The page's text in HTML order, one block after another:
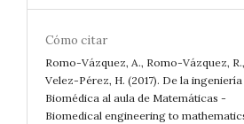
Cómo citar
Romo-Vázquez, A., Romo-Vázquez,
Velez-Pérez, H. (2017). De la ingeniería
Biomédica al aula de Matemáticas -
Biomedical engineering to